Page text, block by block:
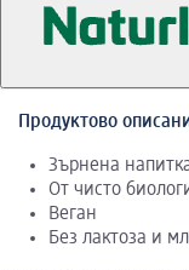
Продуктово
Зърнена
От чисто
Веган
Без лактоза и